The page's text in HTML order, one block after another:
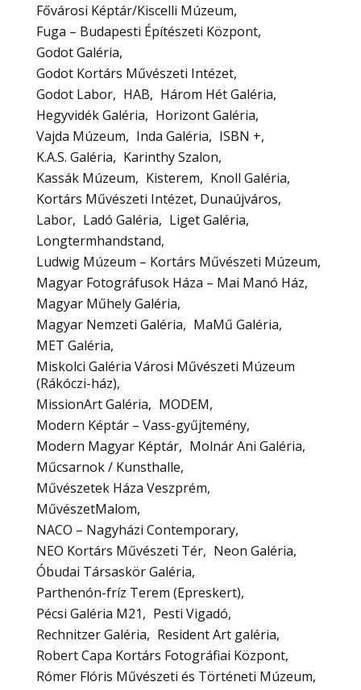
Fővárosi Képtár/Kiscelli Múzeum
Fuga – Budapesti Építészeti Központ
Godot Galéria
Godot Kortárs Művészeti Intézet
Godot Labor
HAB
Három Hét Galéria
Hegyvidék Galéria
Horizont Galéria
Vajda Múzeum
Inda Galéria
ISBN +
K.A.S. Galéria
Karinthy Szalon
Kassák Múzeum
Kisterem
Knoll Galéria
Kortárs Művészeti Intézet, Dunaújváros
Labor
Ladó Galéria
Liget Galéria
Longtermhandstand
Ludwig Múzeum – Kortárs Művészeti Múzeum
Magyar Fotográfusok Háza – Mai Manó Ház
Magyar Műhely Galéria
Magyar Nemzeti Galéria
MaMű Galéria
MET Galéria
Miskolci Galéria Városi Művészeti Múzeum
(Rákóczi-ház)
MissionArt Galéria
MODEM
Modern Képtár – Vass-gyűjtemény
Modern Magyar Képtár
Molnár Ani Galéria
Műcsarnok / Kunsthalle
Művészetek Háza Veszprém
MűvészetMalom
NACO – Nagyházi Contemporary
NEO Kortárs Művészeti Tér
Neon Galéria
Óbudai Társaskör Galéria
Parthenón-fríz Terem (Epreskert)
Pécsi Galéria M21
Pesti Vigadó
Rechnitzer Galéria
Resident Art galéria
Robert Capa Kortárs Fotográfiai Központ
Rómer Flóris Művészeti és Történeti Múzeum